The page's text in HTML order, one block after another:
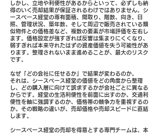
しかし、立地や利便性があるからといって、必ずしも納
得のいく売却結果が保証されるわけではありません。シ
ースペース経堂の専有面積、間取り、階数、向き、日
照、管理状況、築年数、そして周辺で販売されている類
似物件との価格差など、複数の要素が市場評価を左右し
ます。価格設定が強すぎれば反響は集まりにくくなり、
弱すぎれば本来守れたはずの資産価値を失う可能性があ
ります。整理されないまま進めることが、最大のリスク
です。
なぜ「どの会社に任せるか」で結果が変わるのか。
それは、シースペース経堂の価値をどの角度から整理
し、どの購入層に向けて訴求するかが会社ごとに異なる
からです。経堂の生活利便性を前面に出すのか、交通利
便性を軸に強調するのか、価格帯の競争力を重視するの
か。その戦略の違いが、売却価格や売却スピードに直結
します。
シースペース経堂の売却を得意とする専門チームは、本